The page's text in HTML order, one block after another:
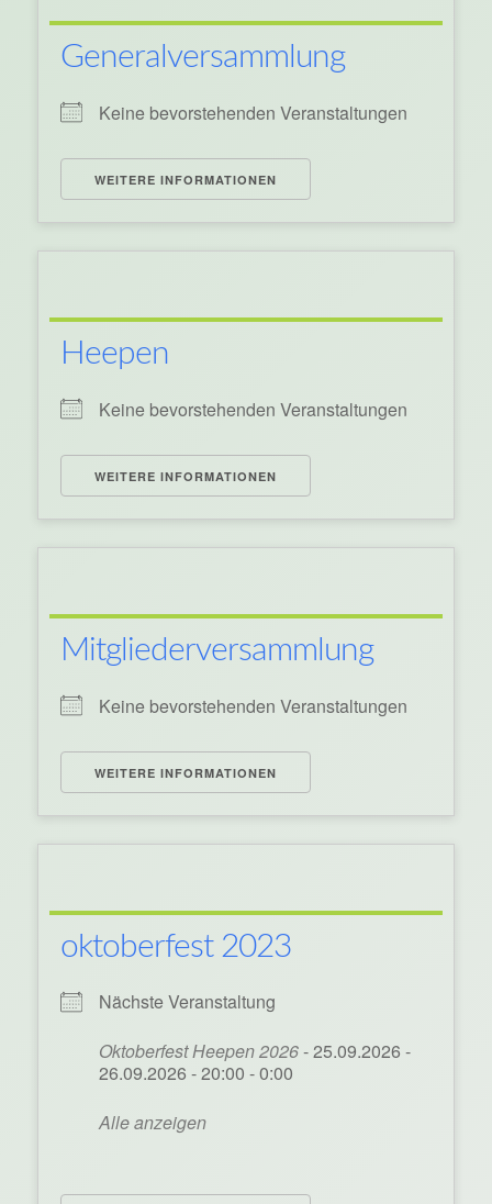
Generalversammlung
Keine bevorstehenden Veranstaltungen
WEITERE INFORMATIONEN
Heepen
Keine bevorstehenden Veranstaltungen
WEITERE INFORMATIONEN
Mitgliederversammlung
Keine bevorstehenden Veranstaltungen
WEITERE INFORMATIONEN
oktoberfest 2023
Nächste Veranstaltung
Oktoberfest Heepen 2026- 25.09.2026 -
26.09.2026 - 20:00 - 0:00
Alle anzeigen